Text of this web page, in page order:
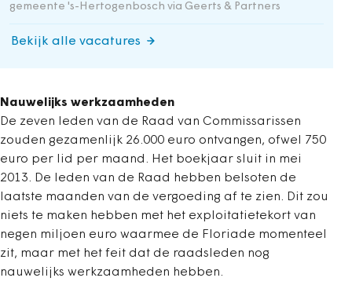
gemeente 's-Hertogenbosch via Geerts & Partners
Bekijk alle vacatures
Nauwelijks werkzaamheden
De zeven leden van de Raad van Commissarissen
zouden gezamenlijk 26.000 euro ontvangen, ofwel 750
euro per lid per maand. Het boekjaar sluit in mei
2013. De leden van de Raad hebben belsoten de
laatste maanden van de vergoeding af te zien. Dit zou
niets te maken hebben met het exploitatietekort van
negen miljoen euro waarmee de Floriade momenteel
zit, maar met het feit dat de raadsleden nog
nauwelijks werkzaamheden hebben.